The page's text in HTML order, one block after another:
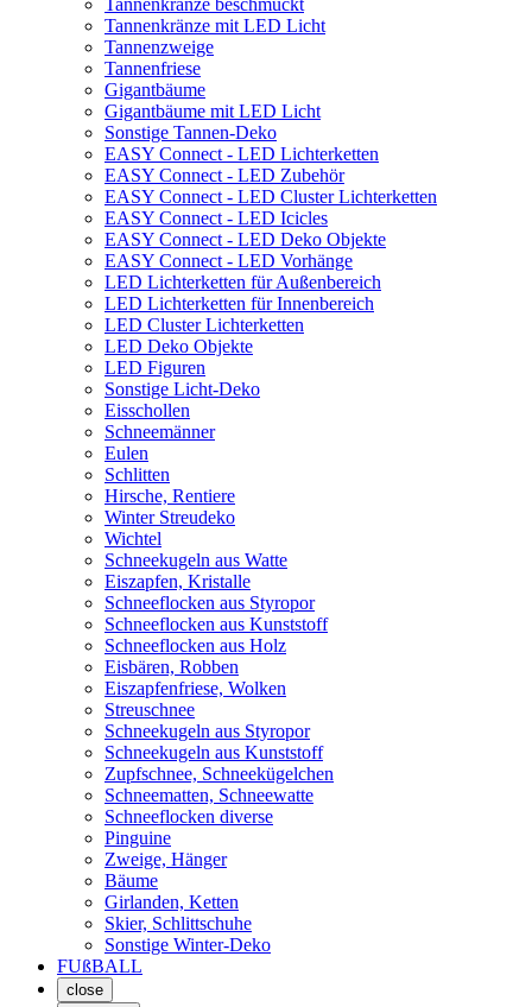
Tannenkränze mit LED Licht
Tannenzweige
Tannenfriese
Gigantbäume
Gigantbäume mit LED Licht
Sonstige Tannen-Deko
EASY Connect - LED Lichterketten
EASY Connect - LED Zubehör
EASY Connect - LED Cluster Lichterketten
EASY Connect - LED Icicles
EASY Connect - LED Deko Objekte
EASY Connect - LED Vorhänge
LED Lichterketten für Außenbereich
LED Lichterketten für Innenbereich
LED Cluster Lichterketten
LED Deko Objekte
LED Figuren
Sonstige Licht-Deko
Eisschollen
Schneemänner
Eulen
Schlitten
Hirsche, Rentiere
Winter Streudeko
Wichtel
Schneekugeln aus Watte
Eiszapfen, Kristalle
Schneeflocken aus Styropor
Schneeflocken aus Kunststoff
Schneeflocken aus Holz
Eisbären, Robben
Eiszapfenfriese, Wolken
Streuschnee
Schneekugeln aus Styropor
Schneekugeln aus Kunststoff
Zupfschnee, Schneekügelchen
Schneematten, Schneewatte
Schneeflocken diverse
Pinguine
Zweige, Hänger
Bäume
Girlanden, Ketten
Skier, Schlittschuhe
Sonstige Winter-Deko
FUßBALL
close